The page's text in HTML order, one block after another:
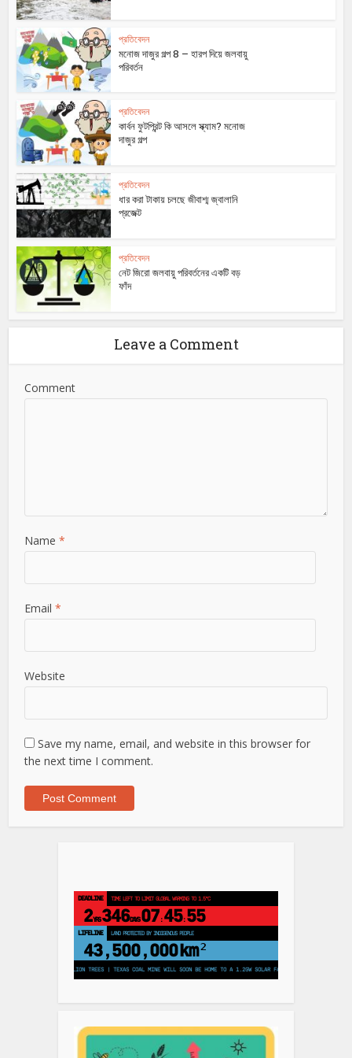
প্রতিবেদন
মনোজ দাজুর গল্প 8 – হারপ দিয়ে জলবায়ু
পরিবর্তন
প্রতিবেদন
কার্বন ফুটপ্রিন্ট কি আসলে স্ক্যাম? মনোজ
দাজুর গল্প
প্রতিবেদন
ধার করা টাকায় চলছে জীবাশ্ম জ্বালানি
প্রজেক্ট
প্রতিবেদন
নেট জিরো জলবায়ু পরিবর্তনের একটি বড়
ফাঁদ
Leave a Comment
Comment
Name *
Email *
Website
Save my name, email, and website in this browser for
the next time I comment.
DEADLINE TIME LEFT TO LIMIT GLOBAL WARMING TO 1.5°C
2YRS 346DAYS 07 : 45: 54
LIFELINE LAND PROTECTED BY INDIGENOUS PEOPLE
43,500,000km²
TO PLANT 250 MILLION TREES | TEXAS COAL MINE WILL SOON BE HOME TO A 1.2GW SOLAR FARM | CHINA GENERATES